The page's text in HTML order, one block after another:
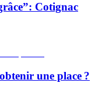
Cotignac
une place ?